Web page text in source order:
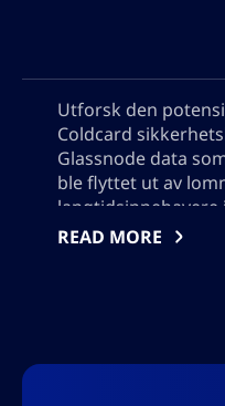
Utforsk den
Coldcard
Glassnode data
ble flyttet ut av
langtidsinnehavere
Lær om
READ MORE